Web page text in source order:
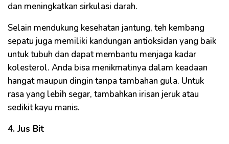
dan meningkatkan sirkulasi darah.
Selain mendukung kesehatan jantung, teh kembang
sepatu juga memiliki kandungan antioksidan yang baik
untuk tubuh dan dapat membantu menjaga kadar
kolesterol. Anda bisa menikmatinya dalam keadaan
hangat maupun dingin tanpa tambahan gula. Untuk
rasa yang lebih segar, tambahkan irisan jeruk atau
sedikit kayu manis.
4. Jus Bit